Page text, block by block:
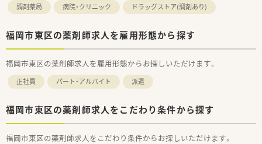
調剤薬局 病院・クリニック ドラッグストア(調剤あり)
福岡市東区の薬剤師求人を雇用形態から探す
福岡市東区の薬剤師求人を雇用形態からお探しいただけます。
正社員 パート・アルバイト 派遣
福岡市東区の薬剤師求人をこだわり条件から探す
福岡市東区の薬剤師求人をこだわり条件からお探しいただけます。